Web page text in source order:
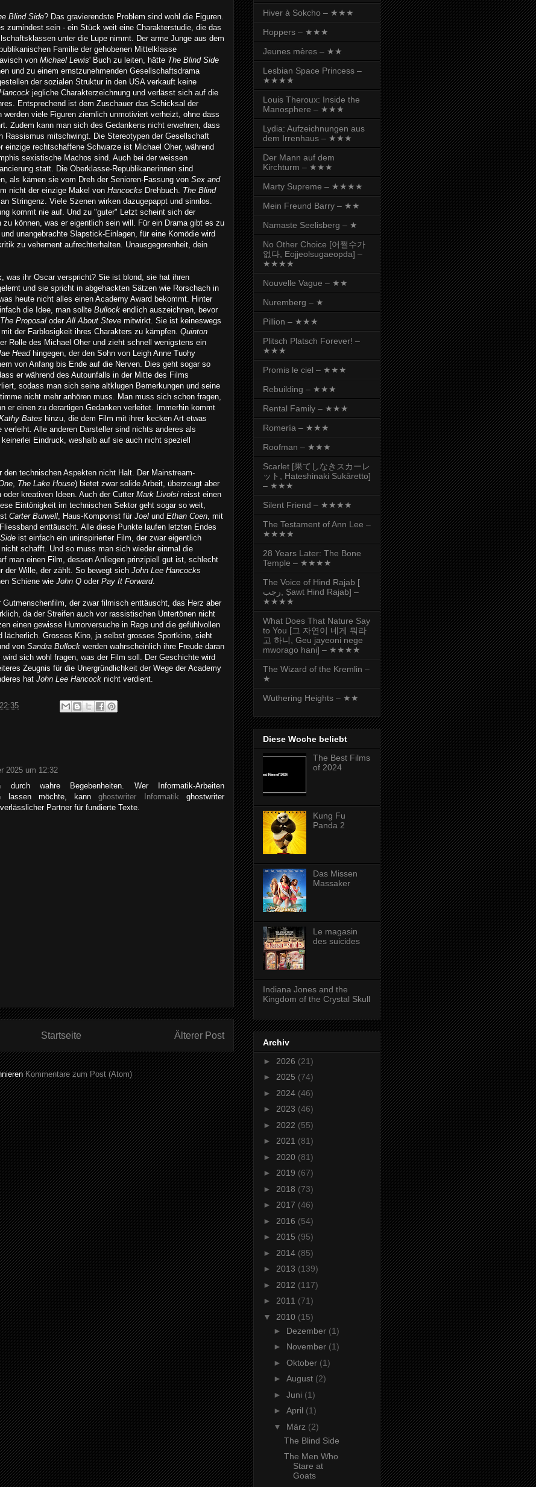
Blind Side? Das gravierendste Problem sind wohl die Figuren.
zumindest sein - ein Stück weit eine Charakterstudie, die das
unter die Lupe nimmt. Der arme Junge aus dem
Familie der gehobenen Mittelklasse
von Michael Lewis' Buch zu leiten, hätte The Blind Side
und zu einem ernstzunehmenden Gesellschaftsdrama
der sozialen Struktur in den USA verkauft keine
jegliche Charakterzeichnung und verlässt sich auf die
Entsprechend ist dem Zuschauer das Schicksal der
werden viele Figuren ziemlich unmotiviert verheizt, ohne dass
Zudem kann man sich des Gedankens nicht erwehren, dass
Rassismus mitschwingt. Die Stereotypen der Gesellschaft
einzige rechtschaffene Schwarze ist Michael Oher, während
sexistische Machos sind. Auch bei der weissen
statt. Die Oberklasse-Republikanerinnen sind
als kämen sie vom Dreh der Senioren-Fassung von Sex and
nicht der einzige Makel von Hancocks Drehbuch. The Blind
Stringenz. Viele Szenen wirken dazugepappt und sinnlos.
kommt nie auf. Und zu "guter" Letzt scheint sich der
können, was er eigentlich sein will. Für ein Drama gibt es zu
unangebrachte Slapstick-Einlagen, für eine Komödie wird
zu vehement aufrechterhalten. Unausgegorenheit, dein
, was ihr Oscar verspricht? Sie ist blond, sie hat ihren
und sie spricht in abgehackten Sätzen wie Rorschach in
heute nicht alles einen Academy Award bekommt. Hinter
die Idee, man sollte Bullock endlich auszeichnen, bevor
The Proposal oder All About Steve mitwirkt. Sie ist keineswegs
der Farblosigkeit ihres Charakters zu kämpfen. Quinton
Rolle des Michael Oher und zieht schnell wenigstens ein
Headhingegen, der den Sohn von Leigh Anne Tuohy
von Anfang bis Ende auf die Nerven. Dies geht sogar so
er während des Autounfalls in der Mitte des Films
sodass man sich seine altklugen Bemerkungen und seine
nicht mehr anhören muss. Man muss sich schon fragen,
er einen zu derartigen Gedanken verleitet. Immerhin kommt
Bates hinzu, die dem Film mit ihrer kecken Art etwas
Alle anderen Darsteller sind nichts anderes als
Eindruck, weshalb auf sie auch nicht speziell
technischen Aspekten nicht Halt.
Der Mainstream-
The Lake House) bietet zwar solide Arbeit, überzeugt aber
kreativen Ideen. Auch der Cutter Mark Livolsi reisst einen
Eintönigkeit im technischen Sektor geht sogar so weit,
Carter Burwell , Haus-Komponist für Joel und Ethan Coen , mit
enttäuscht. Alle diese Punkte laufen letzten Endes
ist einfach ein uninspirierter Film, der zwar eigentlich
schafft. Und so muss man sich wieder einmal die
man einen Film, dessen Anliegen prinzipiell gut ist, schlecht
der Wille, der zählt. So bewegt sich John Lee Hancocks
Schiene wie John Q oder Pay It Forward.
Gutmenschenfilm, der zwar filmisch enttäuscht, das Herz aber
da der Streifen auch vor rassistischen Untertönen nicht
einen gewisse Humorversuche in Rage und die gefühlvollen
lächerlich. Grosses Kino, ja selbst grosses Sportkino, sieht
von Sandra Bullock werden wahrscheinlich ihre Freude daran
sich wohl fragen, was der Film soll. Der Geschichte wird
Zeugnis für die Unergründlichkeit der Wege der Academy
hat John Lee Hancock nicht verdient.
22:35
2025 um 12:32
durch wahre Begebenheiten. Wer Informatik-Arbeiten
lassen möchte, kannghostwriter Informatik ghostwriter
Partner für fundierte Texte.
Älterer Post
Startseite
Kommentare zum Post (Atom)
Hiver à Sokcho – ★★★
Hoppers – ★★★
Jeunes mères – ★★
Lesbian Space Princess –
★★★★
Louis Theroux: Inside the
Manosphere – ★★★
Lydia: Aufzeichnungen aus
dem Irrenhaus – ★★★
Der Mann auf dem
Kirchturm – ★★★
Marty Supreme – ★★★★
Mein Freund Barry – ★★
Namaste Seelisberg – ★
No Other Choice [어쩔수가
없다, Eojjeolsugaeopda] –
★★★★
Nouvelle Vague – ★★
Nuremberg – ★
Pillion – ★★★
Plitsch Platsch Forever! –
★★★
Promis le ciel – ★★★
Rebuilding – ★★★
Rental Family – ★★★
Romería – ★★★
Roofman – ★★★
Scarlet [果てしなきスカーレ
ット, Hateshinaki Sukāretto]
– ★★★
Silent Friend – ★★★★
The Testament of Ann Lee –
★★★★
28 Years Later: The Bone
Temple – ★★★★
The Voice of Hind Rajab [
رجب, Ṣawt Hind Rajab] –
★★★★
What Does That Nature Say
to You [그 자연이 네게 뭐라
고 하니, Geu jayeoni nege
mworago hani] – ★★★★
The Wizard of the Kremlin –
★
Wuthering Heights – ★★
Diese Woche beliebt
The Best Films
of 2024
Kung Fu
Panda 2
Das Missen
Massaker
Le magasin
des suicides
Indiana Jones and the
Kingdom of the Crystal Skull
Archiv
► 2026 (21)
► 2025 (74)
► 2024 (46)
► 2023 (46)
► 2022 (55)
► 2021 (81)
► 2020 (81)
► 2019 (67)
► 2018 (73)
► 2017 (46)
► 2016 (54)
► 2015 (95)
► 2014 (85)
► 2013 (139)
► 2012 (117)
► 2011 (71)
▼ 2010 (15)
► Dezember (1)
► November (1)
► Oktober (1)
► August (2)
► Juni (1)
► April (1)
▼ März (2)
The Blind Side
The Men Who
Stare at
Goats